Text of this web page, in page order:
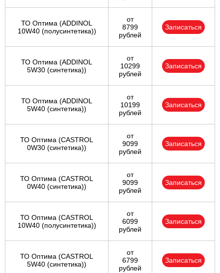
ТО Оптима (ADDINOL
10W40 (полусинтетика))
от
8799
рублей
Записаться
ТО Оптима (ADDINOL
5W30 (синтетика))
от
10299
рублей
Записаться
ТО Оптима (ADDINOL
5W40 (синтетика))
от
10199
рублей
Записаться
ТО Оптима (CASTROL
0W30 (синтетика))
от
9099
рублей
Записаться
ТО Оптима (CASTROL
0W40 (синтетика))
от
9099
рублей
Записаться
ТО Оптима (CASTROL
10W40 (полусинтетика))
от
6099
рублей
Записаться
ТО Оптима (CASTROL
5W40 (синтетика))
от
6799
рублей
Записаться